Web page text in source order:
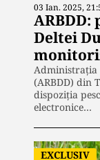
03 Ian. 2025,
ARBDD:
Deltei
Administraţia
(ARBDD) din
dispoziţia
electronice…
EXCLUSIV